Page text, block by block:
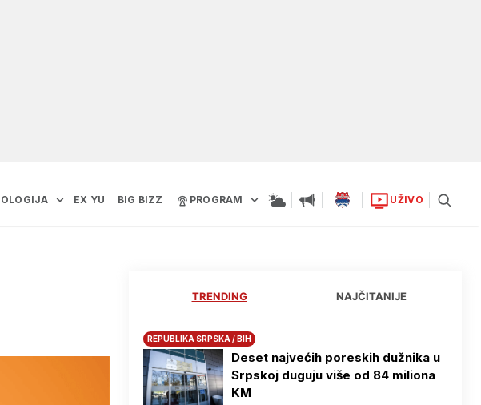
EX YU BIG BIZZ PROGRAM UŽIVO
TRENDING NAJČITANIJE
REPUBLIKA SRPSKA / BIH
Deset najvećih poreskih dužnika u
Srpskoj duguju više od 84 miliona
KM